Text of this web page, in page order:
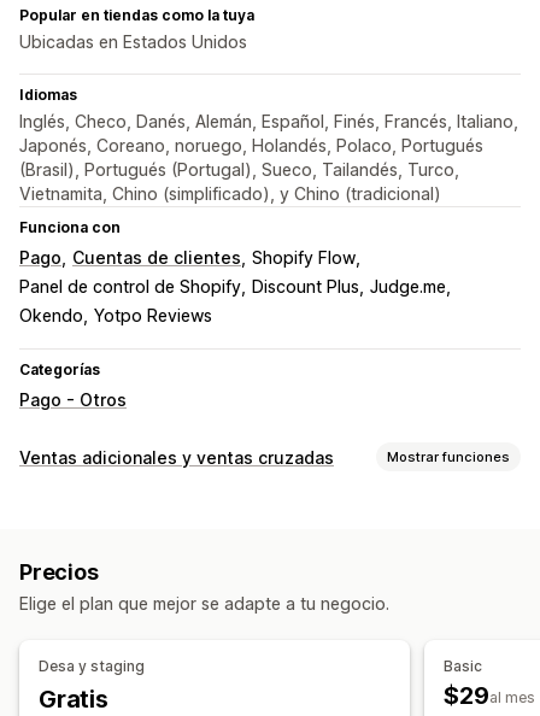
Popular en tiendas como la tuya
Ubicadas en Estados Unidos
Idiomas
Inglés, Checo, Danés, Alemán, Español, Finés, Francés, Italiano,
Japonés, Coreano, noruego, Holandés, Polaco, Portugués
(Brasil), Portugués (Portugal), Sueco, Tailandés, Turco,
Vietnamita, Chino (simplificado), y Chino (tradicional)
Funciona con
Pago Cuentas de clientes Shopify Flow
Panel de control de Shopify
Discount Plus Judge.me
Okendo Yotpo Reviews
Categorías
Pago - Otros
Ventas adicionales y ventas cruzadas Mostrar funciones
Barra de progreso
Venta adicional en la página de agradecimiento
Múltiples monedas
Reglas personalizadas
Precios
Elige el plan que mejor se adapte a tu negocio.
Desa y staging
Gratis
Basic
$29al mes